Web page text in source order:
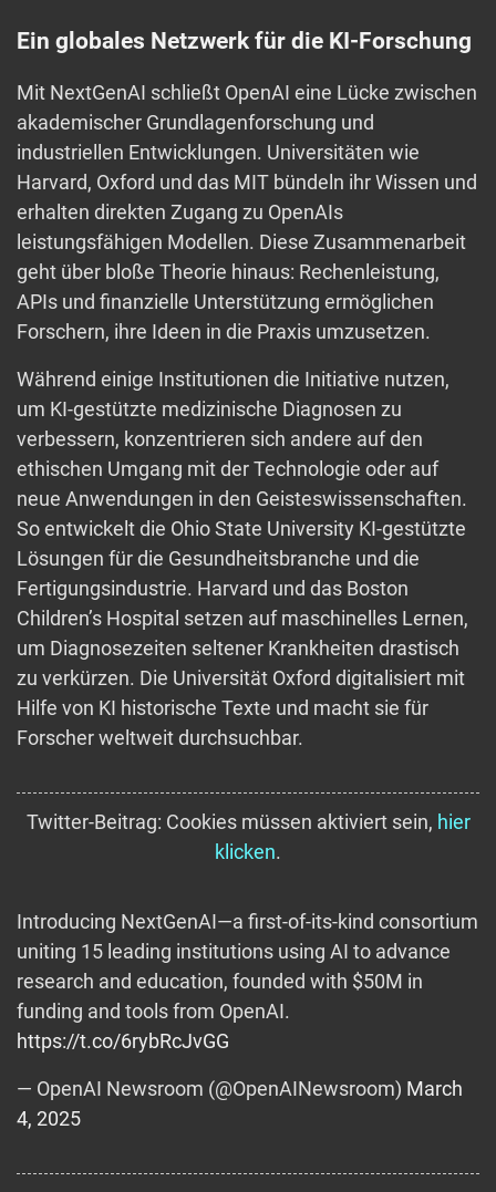
Ein globales Netzwerk für die KI-Forschung
Mit NextGenAI schließt OpenAI eine Lücke zwischen
akademischer Grundlagenforschung und
industriellen Entwicklungen. Universitäten wie
Harvard, Oxford und das MIT bündeln ihr Wissen und
erhalten direkten Zugang zu OpenAIs
leistungsfähigen Modellen. Diese Zusammenarbeit
geht über bloße Theorie hinaus: Rechenleistung,
APIs und finanzielle Unterstützung ermöglichen
Forschern, ihre Ideen in die Praxis umzusetzen.
Während einige Institutionen die Initiative nutzen,
um KI-gestützte medizinische Diagnosen zu
verbessern, konzentrieren sich andere auf den
ethischen Umgang mit der Technologie oder auf
neue Anwendungen in den Geisteswissenschaften.
So entwickelt die Ohio State University KI-gestützte
Lösungen für die Gesundheitsbranche und die
Fertigungsindustrie. Harvard und das Boston
Children’s Hospital setzen auf maschinelles Lernen,
um Diagnosezeiten seltener Krankheiten drastisch
zu verkürzen. Die Universität Oxford digitalisiert mit
Hilfe von KI historische Texte und macht sie für
Forscher weltweit durchsuchbar.
Twitter-Beitrag: Cookies müssen aktiviert sein, hier
klicken.
Introducing NextGenAI—a first-of-its-kind consortium
uniting 15 leading institutions using AI to advance
research and education, founded with $50M in
funding and tools from OpenAI.
https://t.co/6rybRcJvGG
— OpenAI Newsroom (@OpenAINewsroom) March
4, 2025